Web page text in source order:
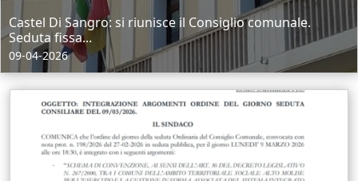
Castel Di Sangro: si riunisce il Consiglio comunale.
Seduta fissa...
09-04-2026